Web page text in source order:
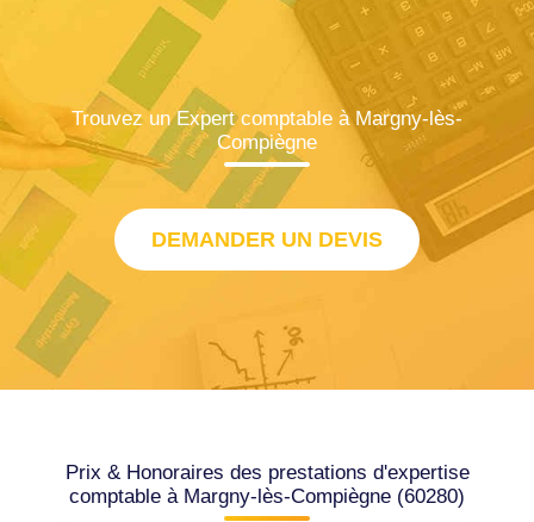
Trouvez un Expert comptable à Margny-lès-
Compiègne
DEMANDER UN DEVIS
Prix & Honoraires des prestations d'expertise
comptable à Margny-lès-Compiègne (60280)